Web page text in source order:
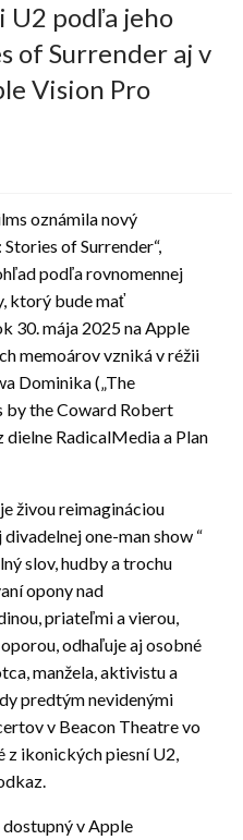
U2 podľa jeho
of Surrender aj v
Vision Pro
oznámila nový
of Surrender“,
podľa rovnomennej
ktorý bude mať
30. mája 2025 na Apple
memoárov vzniká v réžii
Dominika („The
by the Coward Robert
dielne RadicalMedia a Plan
živou reimagináciou
one-man show “
slov, hudby a trochu
opony nad
priateľmi a vierou,
odhaľuje aj osobné
manžela, aktivistu a
predtým nevidenými
v Beacon Theatre vo
ikonických piesní U2,
v Apple